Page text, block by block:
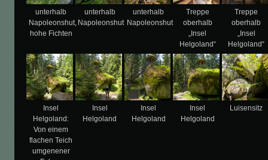
unterhalb
Napoleonshut,
hohe Fichten
unterhalb
Napoleonshut
unterhalb
Napoleonshut
Treppe
oberhalb
„Insel
Helgoland“
Treppe
oberhalb
„Insel
Helgoland“
Insel
Helgoland:
Von einem
flachen Teich
umgenener
Insel
Helgoland
Insel
Helgoland
Insel
Helgoland
Luisensitz